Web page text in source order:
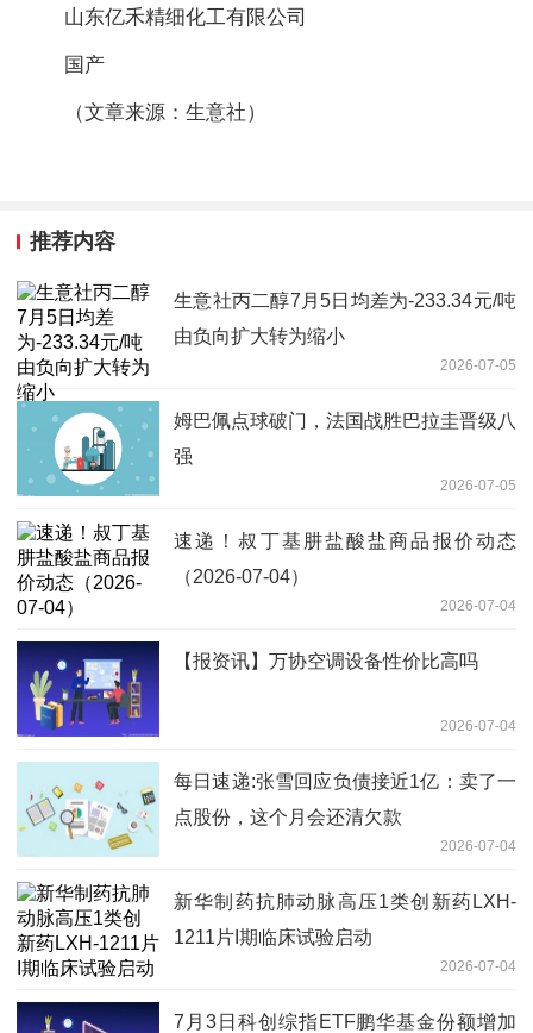
山东亿禾精细化工有限公司
国产
（文章来源：生意社）
推荐内容
生意社丙二醇7月5日均差为-233.34元/吨
由负向扩大转为缩小
2026-07-05
姆巴佩点球破门，法国战胜巴拉圭晋级八
强
2026-07-05
速递！叔丁基肼盐酸盐商品报价动态
（2026-07-04）
2026-07-04
【报资讯】万协空调设备性价比高吗
2026-07-04
每日速递:张雪回应负债接近1亿：卖了一
点股份，这个月会还清欠款
2026-07-04
新华制药抗肺动脉高压1类创新药LXH-
1211片I期临床试验启动
2026-07-04
7月3日科创综指ETF鹏华基金份额增加